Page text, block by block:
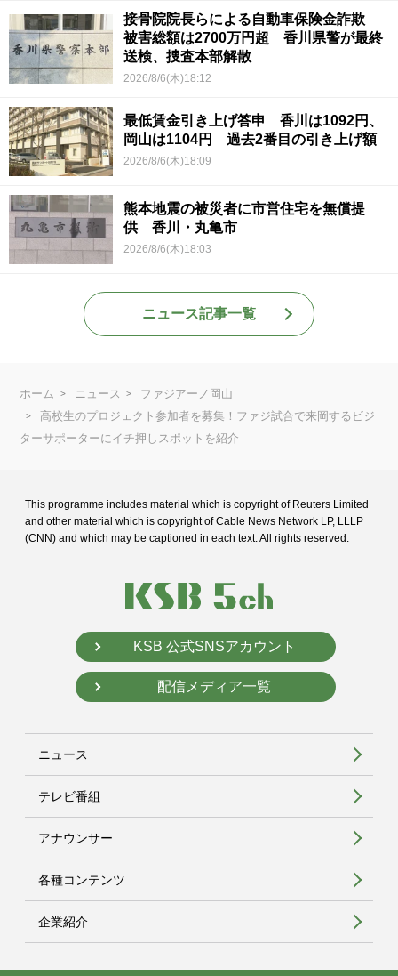
接骨院院長らによる自動車保険金詐欺
被害総額は2700万円超 香川県警が最終
送検、捜査本部解散
2026/8/6(木)18:12
最低賃金引き上げ答申 香川は1092円、
岡山は1104円 過去2番目の引き上げ額
2026/8/6(木)18:09
熊本地震の被災者に市営住宅を無償提
供 香川・丸亀市
2026/8/6(木)18:03
ニュース記事一覧
ホーム ニュース
ファジアーノ岡山
高校生のプロジェクト参加者を募集！ファジ試合で来岡するビジ
ターサポーターにイチ押しスポットを紹介
This programme includes material which is copyright of Reuters Limited
and other material which is copyright of Cable News Network LP, LLLP
(CNN) and which may be captioned in each text. All rights reserved.
KSB 公式SNSアカウント
配信メディア一覧
ニュース
テレビ番組
アナウンサー
各種コンテンツ
企業紹介